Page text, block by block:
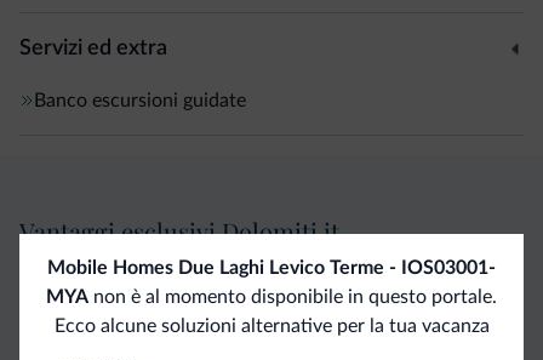
Servizi ed extra
Banco escursioni guidate
Mobile Homes Due Laghi Levico Terme - IOS03001-
MYA non è al momento disponibile in questo portale.
Ecco alcune soluzioni alternative per la tua vacanza
Vantaggi esclusivi Dolomiti.it
Contatto
diretto
Tariffe
vantaggiose
Richieste non
vincolanti